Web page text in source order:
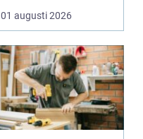
med ansvar för att
arbetsm...
01 augusti 2026